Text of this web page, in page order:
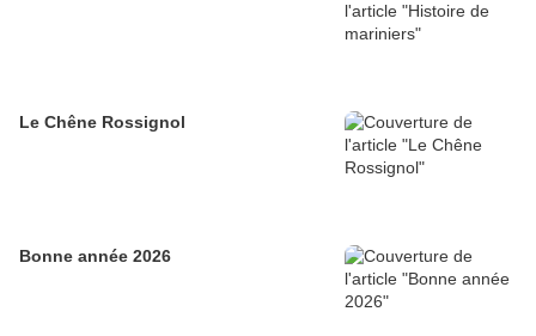
Le Chêne Rossignol
Bonne année 2026